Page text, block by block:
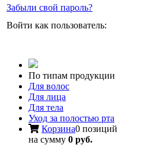
Забыли свой пароль?
Войти как пользователь:
По типам продукции
Для волос
Для лица
Для тела
Уход за полостью рта
Корзина0 позиций
на сумму 0 руб.